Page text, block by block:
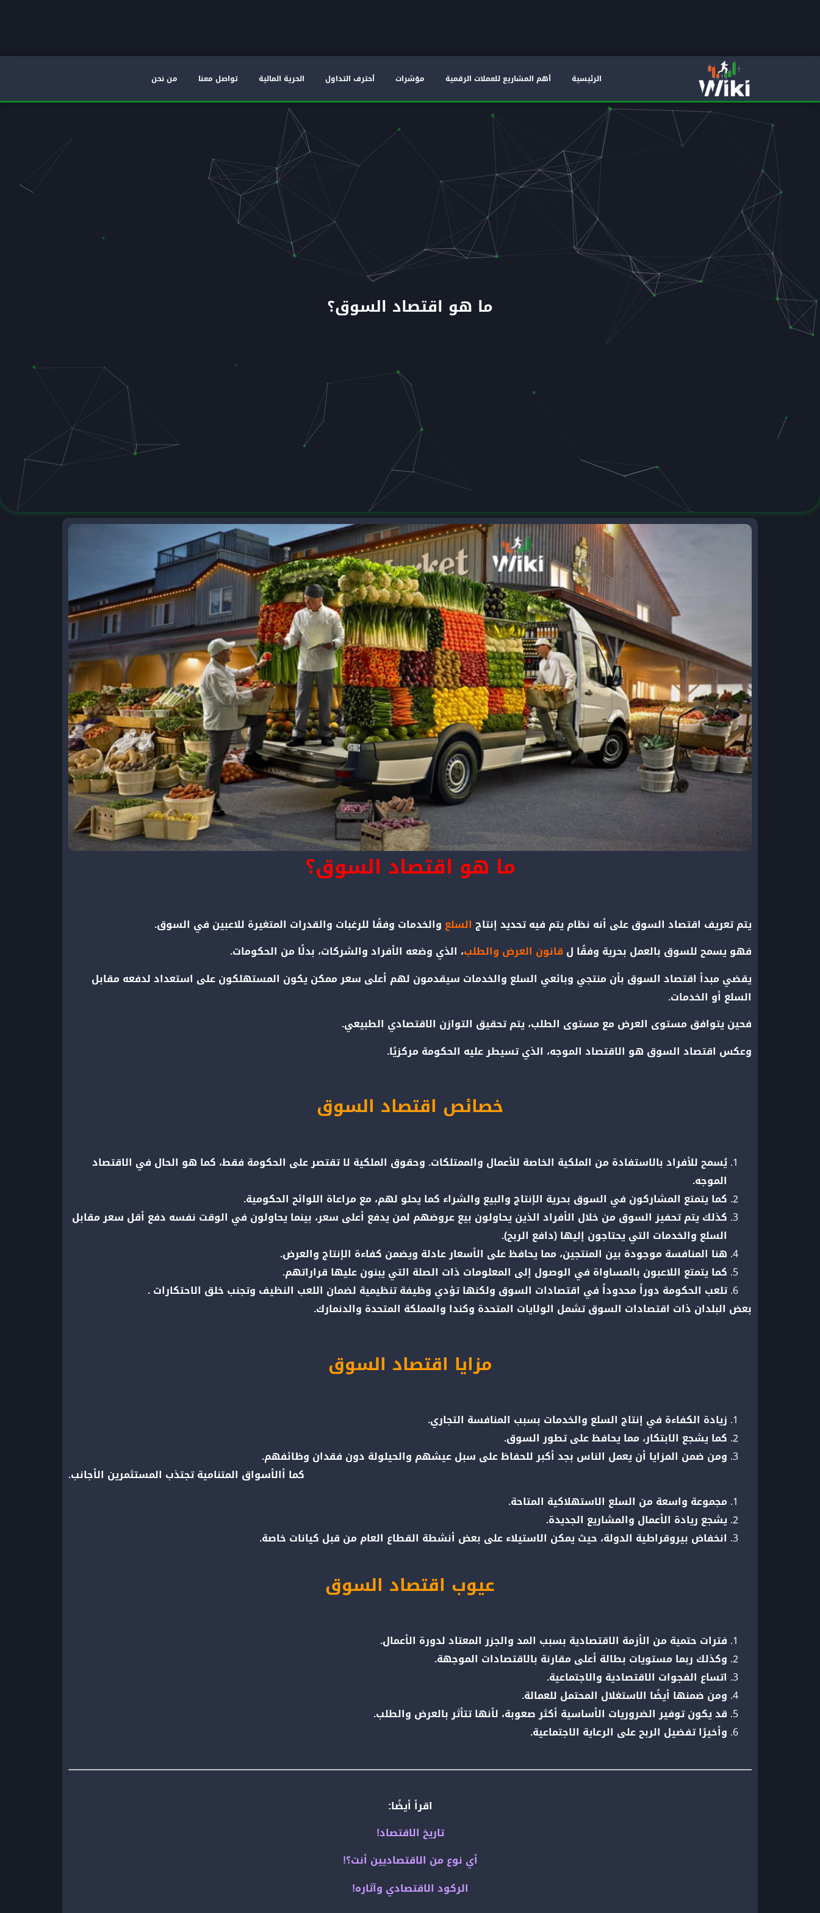
الرئيسية أهم المشاريع للعملات الرقمية مؤشرات أحترف التداول الحرية المالية تواصل معنا من نحن
ما هو اقتصاد السوق؟
ما هو اقتصاد السوق؟
يتم تعريف اقتصاد السوق على أنه نظام يتم فيه تحديد إنتاج السلع والخدمات وفقًا للرغبات والقدرات المتغيرة للاعبين في السوق.
فهو يسمح للسوق بالعمل بحرية وفقًا ل قانون العرض والطلب، الذي وضعه الأفراد والشركات، بدلًا من الحكومات.
يقضي مبدأ اقتصاد السوق بأن منتجي وبائعي السلع والخدمات سيقدمون لهم أعلى سعر ممكن يكون المستهلكون على استعداد لدفعه مقابل
السلع أو الخدمات.
فحين يتوافق مستوى العرض مع مستوى الطلب، يتم تحقيق التوازن الاقتصادي الطبيعي.
وعكس اقتصاد السوق هو الاقتصاد الموجه، الذي تسيطر عليه الحكومة مركزيًا.
خصائص اقتصاد السوق
يُسمح للأفراد بالاستفادة من الملكية الخاصة للأعمال والممتلكات. وحقوق الملكية لا تقتصر على الحكومة فقط، كما هو الحال في الاقتصاد
الموجه.
كما يتمتع المشاركون في السوق بحرية الإنتاج والبيع والشراء كما يحلو لهم، مع مراعاة اللوائح الحكومية.
كذلك يتم تحفيز السوق من خلال الأفراد الذين يحاولون بيع عروضهم لمن يدفع أعلى سعر، بينما يحاولون في الوقت نفسه دفع أقل سعر مقابل
السلع والخدمات التي يحتاجون إليها (دافع الربح).
هنا المنافسة موجودة بين المنتجين، مما يحافظ على الأسعار عادلة ويضمن كفاءة الإنتاج والعرض.
كما يتمتع اللاعبون بالمساواة في الوصول إلى المعلومات ذات الصلة التي يبنون عليها قراراتهم.
تلعب الحكومة دوراً محدوداً في اقتصادات السوق ولكنها تؤدي وظيفة تنظيمية لضمان اللعب النظيف وتجنب خلق الاحتكارات .
بعض البلدان ذات اقتصادات السوق تشمل الولايات المتحدة وكندا والمملكة المتحدة والدنمارك.
مزايا اقتصاد السوق
زيادة الكفاءة في إنتاج السلع والخدمات بسبب المنافسة التجاري.
كما يشجع الابتكار، مما يحافظ على تطور السوق.
ومن ضمن المزايا أن يعمل الناس بجد أكبر للحفاظ على سبل عيشهم والحيلولة دون فقدان وظائفهم.
كما أالأسواق المتنامية تجتذب المستثمرين الأجانب.
مجموعة واسعة من السلع الاستهلاكية المتاحة.
يشجع ريادة الأعمال والمشاريع الجديدة.
انخفاض بيروقراطية الدولة، حيث يمكن الاستيلاء على بعض أنشطة القطاع العام من قبل كيانات خاصة.
عيوب اقتصاد السوق
فترات حتمية من الأزمة الاقتصادية بسبب المد والجزر المعتاد لدورة الأعمال.
وكذلك ربما مستويات بطالة أعلى مقارنة بالاقتصادات الموجهة.
اتساع الفجوات الاقتصادية والاجتماعية.
ومن ضمنها أيضًا الاستغلال المحتمل للعمالة.
قد يكون توفير الضروريات الأساسية أكثر صعوبة، لأنها تتأثر بالعرض والطلب.
وأخيرًا تفضيل الربح على الرعاية الاجتماعية.
اقرأ أيضًا:
تاريخ الاقتصاد!
أي نوع من الاقتصاديين أنت؟!
الركود الاقتصادي وآثاره!